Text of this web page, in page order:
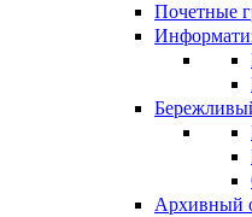
Почетные
Архивный